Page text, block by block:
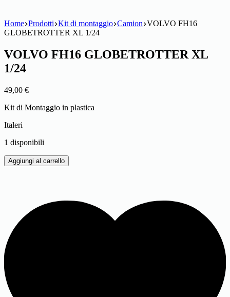
Home Prodotti Kit di montaggio Camion VOLVO FH16
GLOBETROTTER XL 1/24
VOLVO FH16 GLOBETROTTER XL
1/24
49,00 €
Kit di Montaggio in plastica
Italeri
1 disponibili
VOLVO
FH16
Aggiungi al carrello